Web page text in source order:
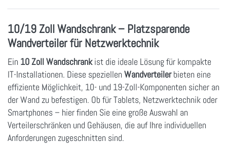
10/19 Zoll Wandschrank – Platzsparende
Wandverteiler für Netzwerktechnik
Ein 10 Zoll Wandschrankist die ideale Lösung für kompakte
IT-Installationen. Diese speziellen Wandverteilerbieten eine
effiziente Möglichkeit, 10- und 19-Zoll-Komponenten sicher an
der Wand zu befestigen. Ob für Tablets, Netzwerktechnik oder
Smartphones – hier finden Sie eine große Auswahl an
Verteilerschränken und Gehäusen, die auf Ihre individuellen
Anforderungen zugeschnitten sind.